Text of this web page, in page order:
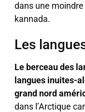
dans une
kannada.
Les
Le berceau des
langues inuites-
grand nord
dans l’Arctique